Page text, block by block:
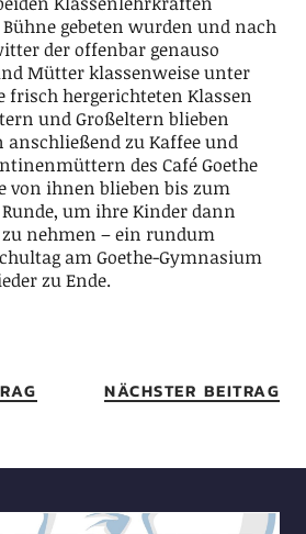
gebeten wurden und nach
der offenbar genauso
Mütter klassenweise unter
frisch hergerichteten Klassen
und Großeltern blieben
zu Kaffee und
des Café Goethe
von ihnen blieben bis zum
um ihre Kinder dann
nehmen – ein rundum
am Goethe-Gymnasium
zu Ende.
NÄCHSTER BEITRAG